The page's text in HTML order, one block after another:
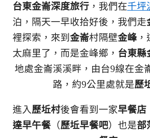
台東金崙深度旅行，我們在千坪
泊，隔天一早收拾好後，我們走
裡探索，來到 金崙村隔壁金峰，
太麻里了，而是金峰鄉， 台東縣
地處金崙溪溪畔，由台9線在金
路，約9公里處就是歷
進入歷坵村後會看到一家早餐店
達早午餐（歷坵早餐吧）也是部